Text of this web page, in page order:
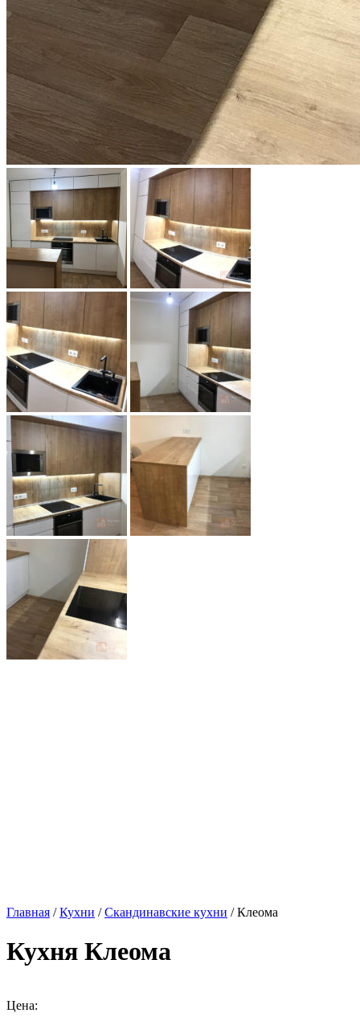
Главная /Кухни /Скандинавские кухни / Клеома
Кухня Клеома
Цена: